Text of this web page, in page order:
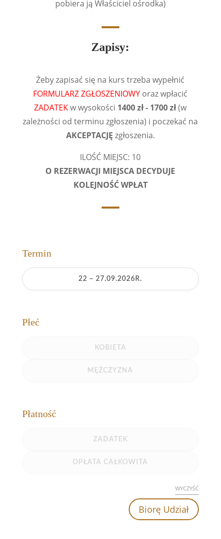
pobiera ją Właściciel ośrodka)
Zapisy:
Żeby zapisać się na kurs trzeba wypełnić
FORMULARZ ZGŁOSZENIOWY oraz wpłacić
ZADATEKw wysokości 1400 zł - 1700 zł(w
zależności od terminu zgłoszenia) i poczekać na
AKCEPTACJĘ zgłoszenia.
ILOŚĆ MIEJSC: 10
O REZERWACJI MIEJSCA DECYDUJE
KOLEJNOŚĆ WPŁAT
Termin
22 – 27.09.2026R.
Płeć
KOBIETA
MĘŻCZYZNA
Płatność
ZADATEK
OPŁATA CAŁKOWITA
WYCZYŚĆ
ilość
Biorę Udział